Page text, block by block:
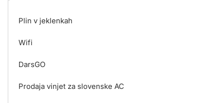
Plin v jeklenkah
Wifi
DarsGO
Prodaja vinjet za slovenske AC